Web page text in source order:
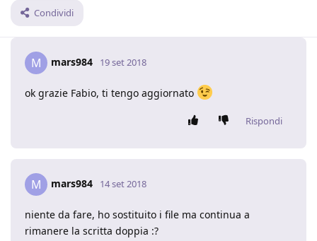
Condividi
M mars984 19 set 2018
ok grazie Fabio, ti tengo aggiornato
Rispondi
M mars984 14 set 2018
niente da fare, ho sostituito i file ma continua a
rimanere la scritta doppia :?